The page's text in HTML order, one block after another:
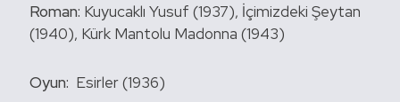
Roman: Kuyucaklı Yusuf (1937), İçimizdeki Şeytan
(1940), Kürk Mantolu Madonna (1943)
Oyun: Esirler (1936)